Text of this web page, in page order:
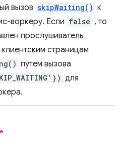
вызов skipWaiting() к
воркеру. Если false , то
прослушиватель
страницам
путем вызова
для